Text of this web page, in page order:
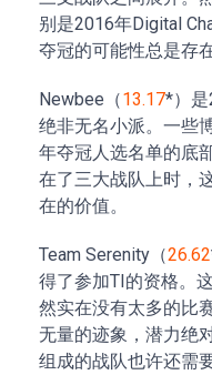
别是2016年Digital
夺冠的可能性总是存在
Newbee（13.17*）是
绝非无名小派。一些
年夺冠人选名单的底
在了三大战队上时，
在的价值。
Team Serenity（26.62
得了参加TI的资格。
然实在没有太多的比
无量的迹象，潜力绝
组成的战队也许还需